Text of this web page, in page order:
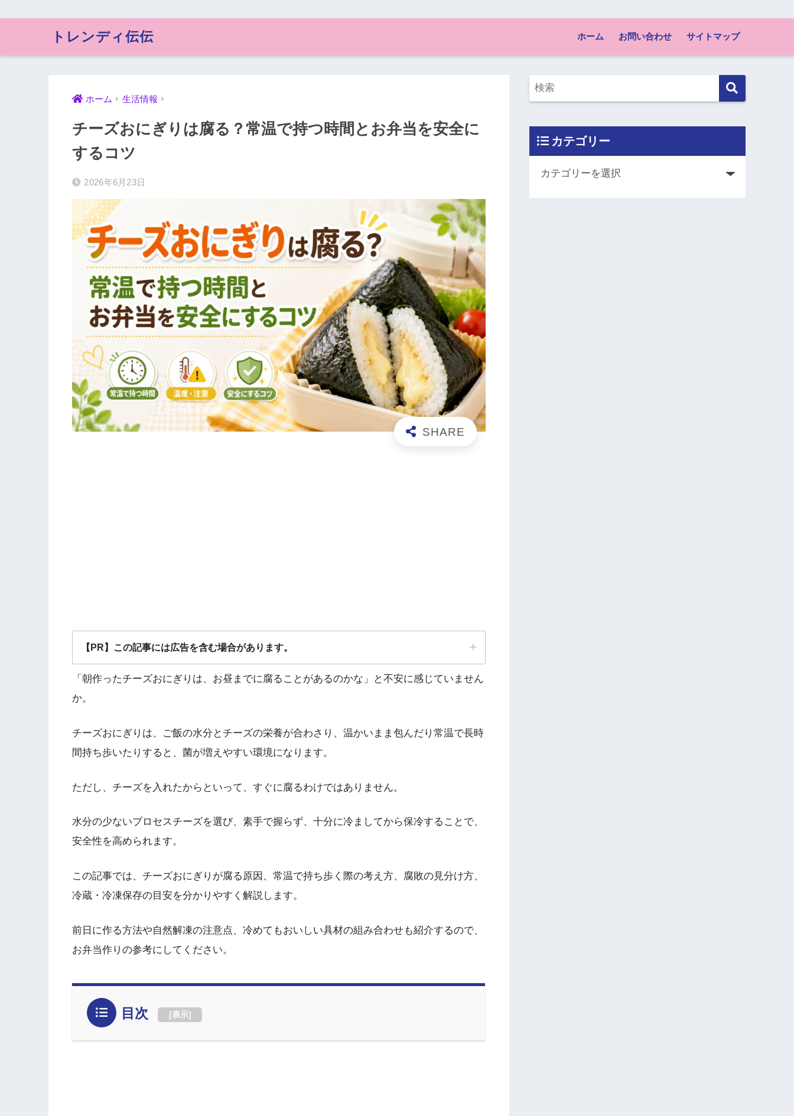
トレンディ伝伝 ホーム お問い合わせ サイトマップ
ホーム 生活情報
チーズおにぎりは腐る？常温で持つ時間とお弁当を安全に
するコツ
2026年6月23日
【PR】この記事には広告を含む場合があります。
「朝作ったチーズおにぎりは、お昼までに腐ることがあるのかな」と不安に感じていません
か。
チーズおにぎりは、ご飯の水分とチーズの栄養が合わさり、温かいまま包んだり常温で長時
間持ち歩いたりすると、菌が増えやすい環境になります。
ただし、チーズを入れたからといって、すぐに腐るわけではありません。
水分の少ないプロセスチーズを選び、素手で握らず、十分に冷ましてから保冷することで、
安全性を高められます。
この記事では、チーズおにぎりが腐る原因、常温で持ち歩く際の考え方、腐敗の見分け方、
冷蔵・冷凍保存の目安を分かりやすく解説します。
前日に作る方法や自然解凍の注意点、冷めてもおいしい具材の組み合わせも紹介するので、
お弁当作りの参考にしてください。
目次 [表示]
カテゴリー